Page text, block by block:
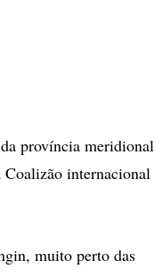
província meridional
Coalizão internacional
muito perto das